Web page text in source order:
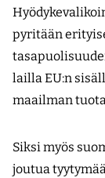
pyritään
lailla EU:n
maailman
Siksi myös
joutua